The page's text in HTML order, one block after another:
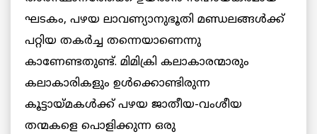
ഘടകം, പഴയ ലാവണ്യാനുഭൂതി മണ്ഡലങ്ങള്‍ക്ക്
പറ്റിയ തകര്‍ച്ച തന്നെയാണെന്നു
കാണേണ്ടതുണ്ട്. മിമിക്രി കലാകാരന്മാരും
കലാകാരികളും ഉള്‍ക്കൊണ്ടിരുന്ന
കൂട്ടായ്മകള്‍ക്ക് പഴയ ജാതീയ-വംശീയ
തന്മകളെ പൊളിക്കുന്ന ഒരു